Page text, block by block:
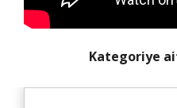
Kategoriye